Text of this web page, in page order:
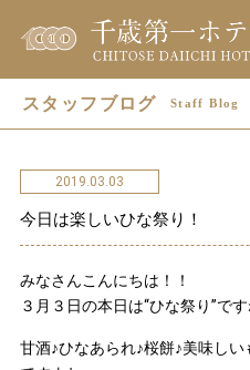
スタッフブログ Staff Blog
2019.03.03
今日は楽しいひな祭り！
みなさんこんにちは！！
３月３日の本日は“ひな祭り”です
甘酒♪ひなあられ♪桜餅♪美味し